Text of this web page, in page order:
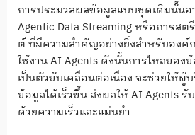
การประมวลผลข้อมูลแบบชุดเดิมนั้นอ
Agentic Data Streaming หรือการส
ต์ ที่มีความสำคัญอย่างยิ่งสำหรับองค์
ใช้งาน AI Agents ดังนั้นการไหลขอ
เป็นตัวขับเคลื่อนต่อเนื่อง จะช่วยให้ผู้
ข้อมูลได้เร็วขึ้น ส่งผลให้ AI Agents รั
ด้วยความเร็วและแม่นยำ